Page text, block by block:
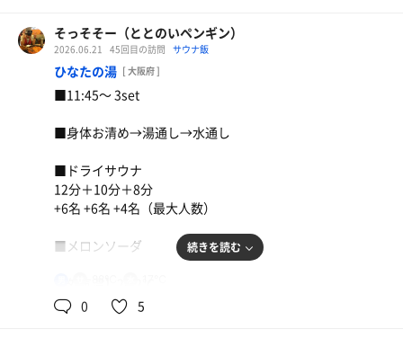
水中浴は最高の整い時間。
人気だけに混んでいるのかと構えていたが
スムーズに4set完了。
バッチリ整ったー！
【整い度】☆☆☆☆⭐︎（4.5/5.0）
【一言】
SFC修行で千歳で一泊。
施設概要は以下の通り。
◆サ室
・3段式(6×2+4)の定員16名
・温度は82℃とらしくないマイルドさも湿気充分
・座幅は1、2段目は広めでゆったり
・オープン間もないピカピカのサ室内
・サ室前、深さと広さが両立
そっそそー（ととのいペンギン）
2026.06.21 45回目の訪問 サウナ飯
ひなたの湯 [ 大阪府 ]
■11:45〜 3set
■身体お清め→湯通し→水通し
■ドライサウナ
12分＋10分＋8分
+6名 +6名 +4名（最大人数）
■メロンソーダ 続きを読む
0 5